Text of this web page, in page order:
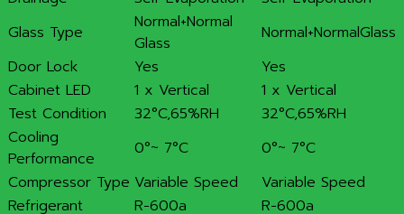
Glass Type
Normal+Normal
Glass
Normal+NormalGlass
Door Lock
Yes
Yes
Cabinet LED
1 x Vertical
1 x Vertical
Test Condition
32°C,65%RH
32°C,65%RH
Cooling
Performance
0°~ 7°C
0°~ 7°C
Compressor Type Variable Speed
Variable Speed
Refrigerant
R-600a R-600a